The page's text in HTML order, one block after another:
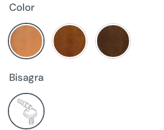
Color
Bisagra